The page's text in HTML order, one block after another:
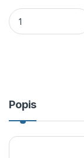
Obuv Bennon
Popis